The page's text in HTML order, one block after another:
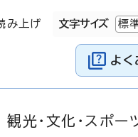
み上げ 文字サイズ 標
よく
観光・文化・スポー